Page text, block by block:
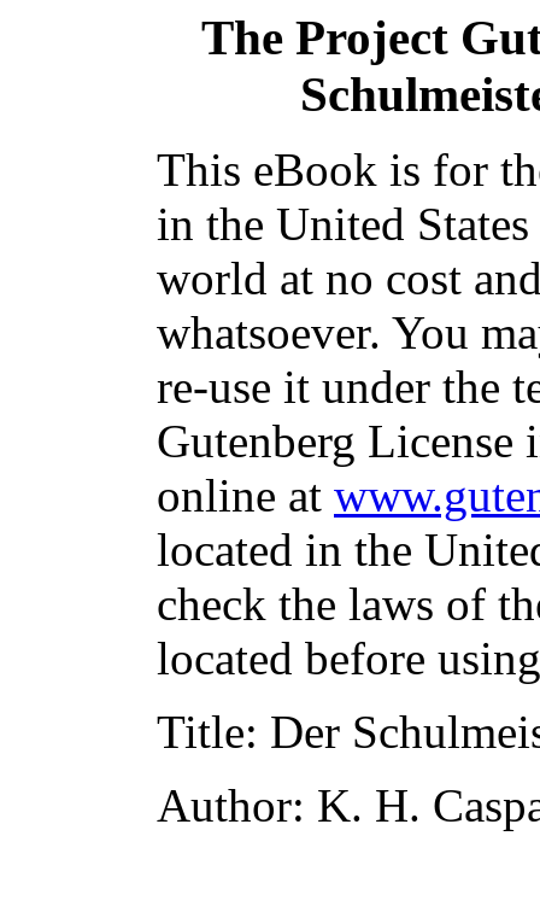
The Project
This eBook is for
in the United
world at no cost
whatsoever. You
re-use it under the
Gutenberg
online at
located in the
check the laws of
located before
Title: Der
Author: K. H.